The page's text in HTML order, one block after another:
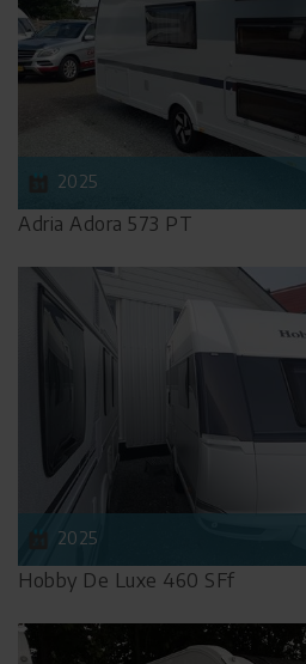
2025
Adria Adora 573 PT
2025
Hobby De Luxe 460 SFf